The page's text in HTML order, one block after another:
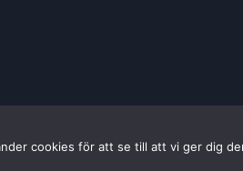
HUVUDPARTNER
cookies för att se till att vi ger dig